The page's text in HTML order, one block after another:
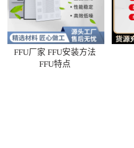
FFU厂家 FFU安装方法
FFU特点